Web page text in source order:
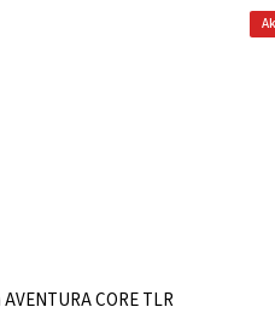
CORE TLR